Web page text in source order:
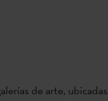
de arte, ubicadas